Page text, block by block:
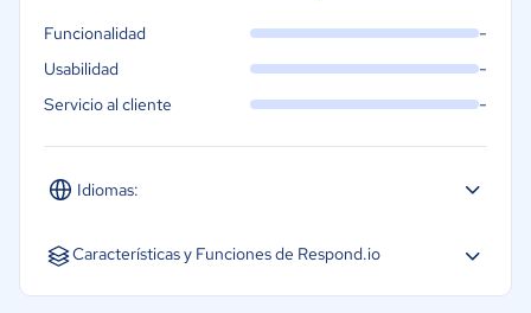
Idiomas:
Español Inglés Portugués
Funcionalidad -
Usabilidad -
Servicio al cliente -
Características y Funciones de Respond.io